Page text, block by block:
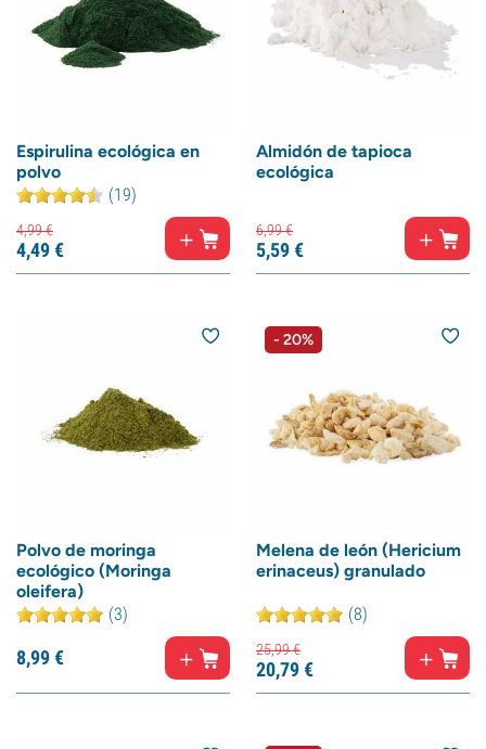
Espirulina ecológica en
polvo
(19)
4,99€
4,49€
Almidón de tapioca
ecológica
6,99€
5,59€
Polvo de moringa
ecológico (Moringa
oleifera)
(3)
8,99€
- 20%
Melena de león (Hericium
erinaceus) granulado
(8)
25,99€
20,79€